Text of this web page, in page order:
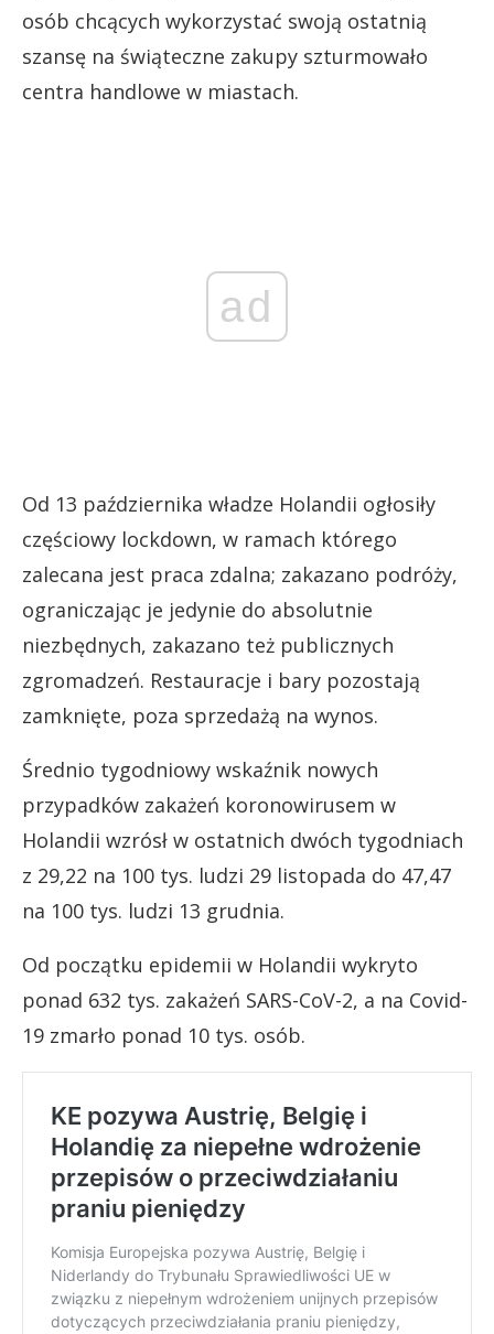
osób chcących wykorzystać swoją ostatnią
szansę na świąteczne zakupy szturmowało
centra handlowe w miastach.
ad
Od 13 października władze Holandii ogłosiły
częściowy lockdown, w ramach którego
zalecana jest praca zdalna; zakazano podróży,
ograniczając je jedynie do absolutnie
niezbędnych, zakazano też publicznych
zgromadzeń. Restauracje i bary pozostają
zamknięte, poza sprzedażą na wynos.
Średnio tygodniowy wskaźnik nowych
przypadków zakażeń koronowirusem w
Holandii wzrósł w ostatnich dwóch tygodniach
z 29,22 na 100 tys. ludzi 29 listopada do 47,47
na 100 tys. ludzi 13 grudnia.
Od początku epidemii w Holandii wykryto
ponad 632 tys. zakażeń SARS-CoV-2, a na Covid-
19 zmarło ponad 10 tys. osób.